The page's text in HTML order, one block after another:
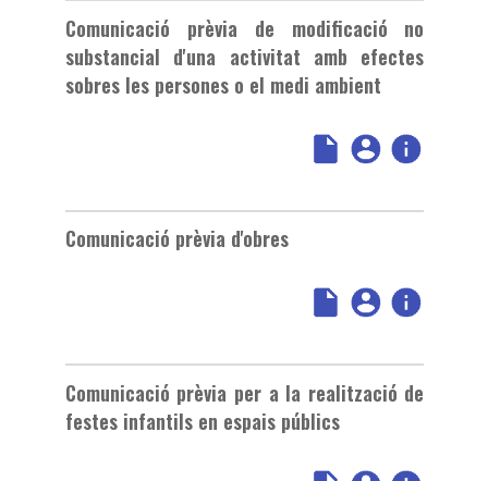
Comunicació prèvia de modificació no
substancial d'una activitat amb efectes
sobres les persones o el medi ambient
Comunicació prèvia d'obres
Comunicació prèvia per a la realització de
festes infantils en espais públics